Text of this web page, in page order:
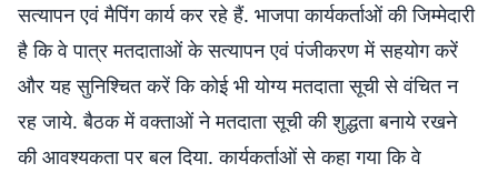
सत्यापन एवं मैपिंग कार्य कर रहे हैं. भाजपा कार्यकर्ताओं की जिम्मेदारी
है कि वे पात्र मतदाताओं के सत्यापन एवं पंजीकरण में सहयोग करें
और यह सुनिश्चित करें कि कोई भी योग्य मतदाता सूची से वंचित न
रह जाये. बैठक में वक्ताओं ने मतदाता सूची की शुद्धता बनाये रखने
की आवश्यकता पर बल दिया. कार्यकर्ताओं से कहा गया कि वे